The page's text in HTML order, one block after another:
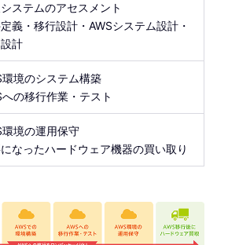
ステムのアセスメント
義・移行設計・AWSシステム設計・
計
環境のシステム構築
への移行作業・テスト
環境の運用保守
なったハードウェア機器の買い取り